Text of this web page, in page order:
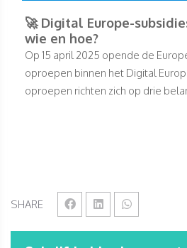
SHARE
🚀 Digital Europe-
wie en hoe?
Op 15 april 2025 opende de
oproepen binnen het Digital
oproepen richten zich op drie